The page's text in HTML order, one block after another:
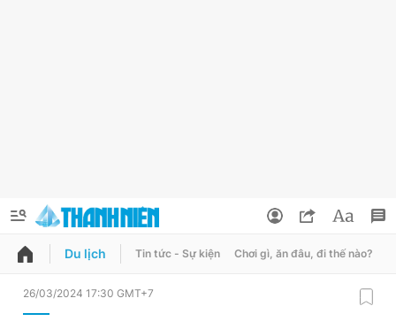
QUẢNG CÁO
Du lịch Tin tức - Sự kiện Chơi gì, ăn đâu, đi thế nào?
26/03/2024 17:30 GMT+7